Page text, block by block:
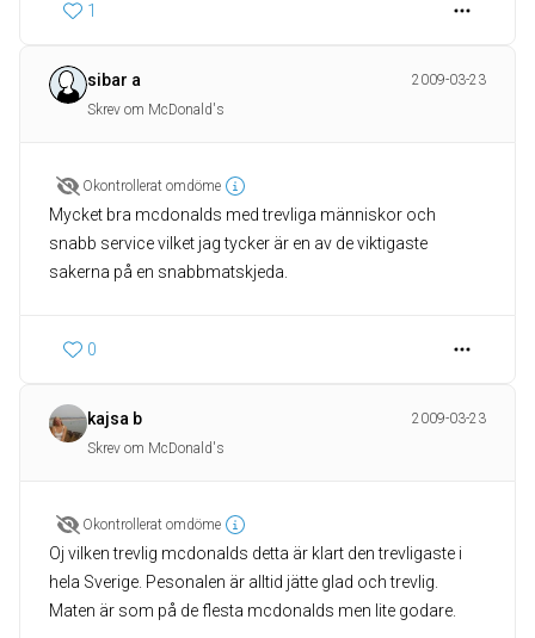
1
sibar a
2009-03-23
Skrev om McDonald's
Okontrollerat omdöme
Mycket bra mcdonalds med trevliga människor och
snabb service vilket jag tycker är en av de viktigaste
sakerna på en snabbmatskjeda.
0
kajsa b
2009-03-23
Skrev om McDonald's
Okontrollerat omdöme
Oj vilken trevlig mcdonalds detta är klart den trevligaste i
hela Sverige. Pesonalen är alltid jätte glad och trevlig.
Maten är som på de flesta mcdonalds men lite godare.